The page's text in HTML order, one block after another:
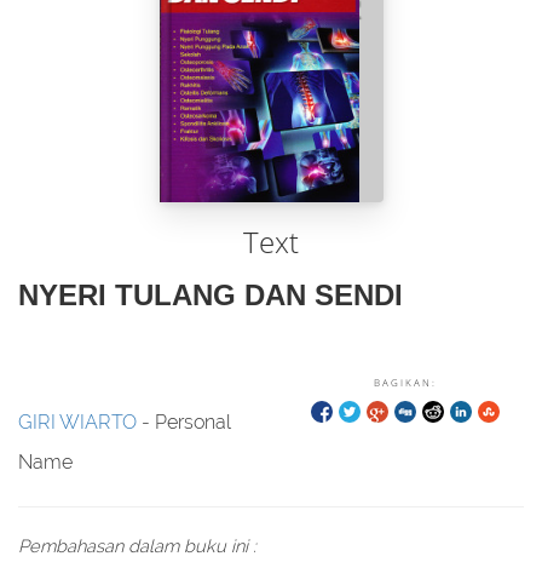
Text
NYERI TULANG DAN SENDI
BAGIKAN:
GIRI WIARTO - Personal
Name
Pembahasan dalam buku ini :